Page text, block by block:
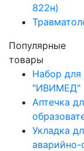
822н)
Популярные
товары
Набор
"ИВИМЕД"
Аптечка
Укладка